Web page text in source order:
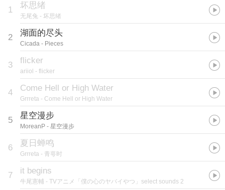
1 坏思绪
无尾兔 - 坏思绪
2 湖面的尽头
Cicada - Pieces
3 flicker
ariiol - flicker
4 Come Hell or High Water
Grrreta - Come Hell or High Water
5 星空漫步
MoreanP - 星空漫步
6 夏日蝉鸣
Grrreta - 青萼时
7 it begins
牛尾憲輔 - TVアニメ「僕の心のヤバイやつ」select sounds 2